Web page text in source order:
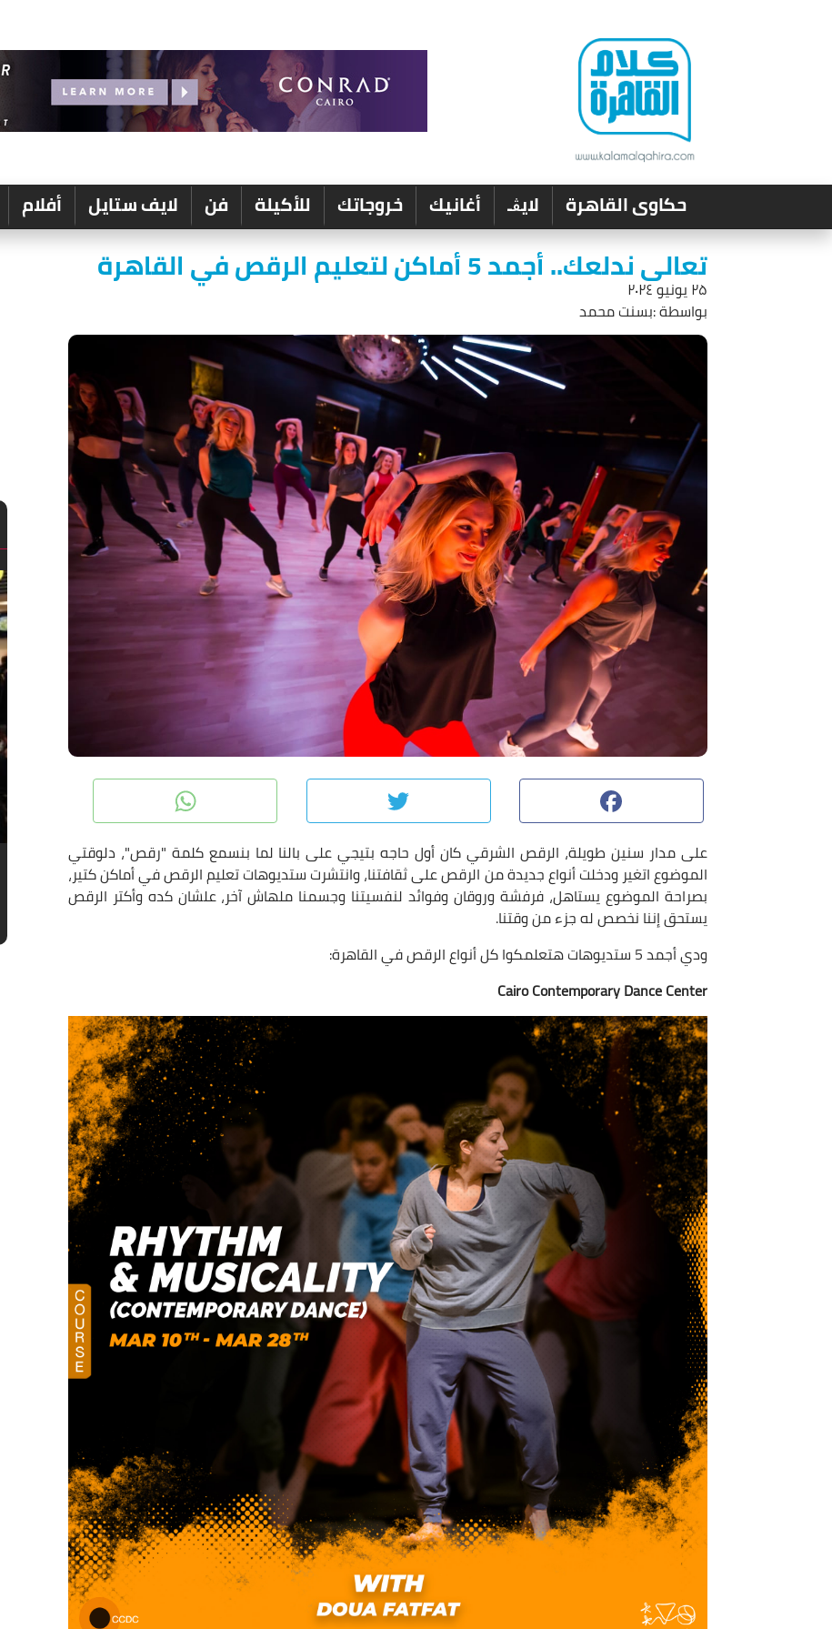
حكاوى القاهرة لايڨـ أغانيك خروجاتك للأكيلة فن لايف ستايل أفلام
تعالى ندلعك.. أجمد 5 أماكن لتعليم الرقص في القاهرة
۲۵ يونيو ۲۰۲٤
بواسطة :بسنت محمد
Facebook
Twitter
على مدار سنين طويلة، الرقص الشرقي كان أول حاجه بتيجي على بالنا لما بنسمع كلمة "رقص"، دلوقتي
الموضوع اتغير ودخلت أنواع جديدة من الرقص على ثقافتنا، وانتشرت ستديوهات تعليم الرقص في أماكن كتير،
بصراحة الموضوع يستاهل، فرفشة وروقان وفوائد لنفسيتنا وجسمنا ملهاش آخر، علشان كده وأكتر الرقص
يستحق إننا نخصص له جزء من وقتنا.
ودي أجمد 5 ستديوهات هتعلمكوا كل أنواع الرقص في القاهرة:
Cairo Contemporary Dance Center